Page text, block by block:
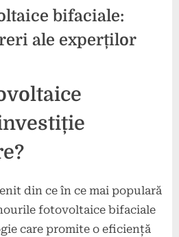
bifaciale:
ale experților
din ce în ce mai populară
fotovoltaice bifaciale
care promite o eficiență